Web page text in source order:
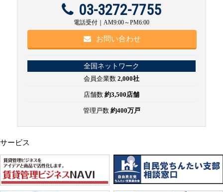
03-3272-7755
電話受付｜AM9:00～PM6:00
お問い合わせ
全国ネットワーク
会員企業数 2,000社
店舗数 約3,500店舗
管理戸数 約400万戸
サービス